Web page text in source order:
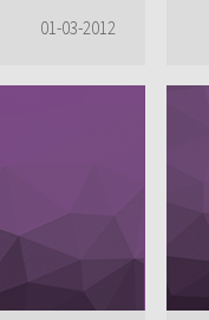
01-03-2012